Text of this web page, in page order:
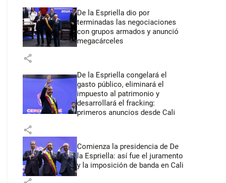
De la Espriella dio por
terminadas las negociaciones
con grupos armados y anunció
megacárceles
share
De la Espriella congelará el
gasto público, eliminará el
impuesto al patrimonio y
desarrollará el fracking:
primeros anuncios desde Cali
share
Comienza la presidencia de De
la Espriella: así fue el juramento
y la imposición de banda en Cali